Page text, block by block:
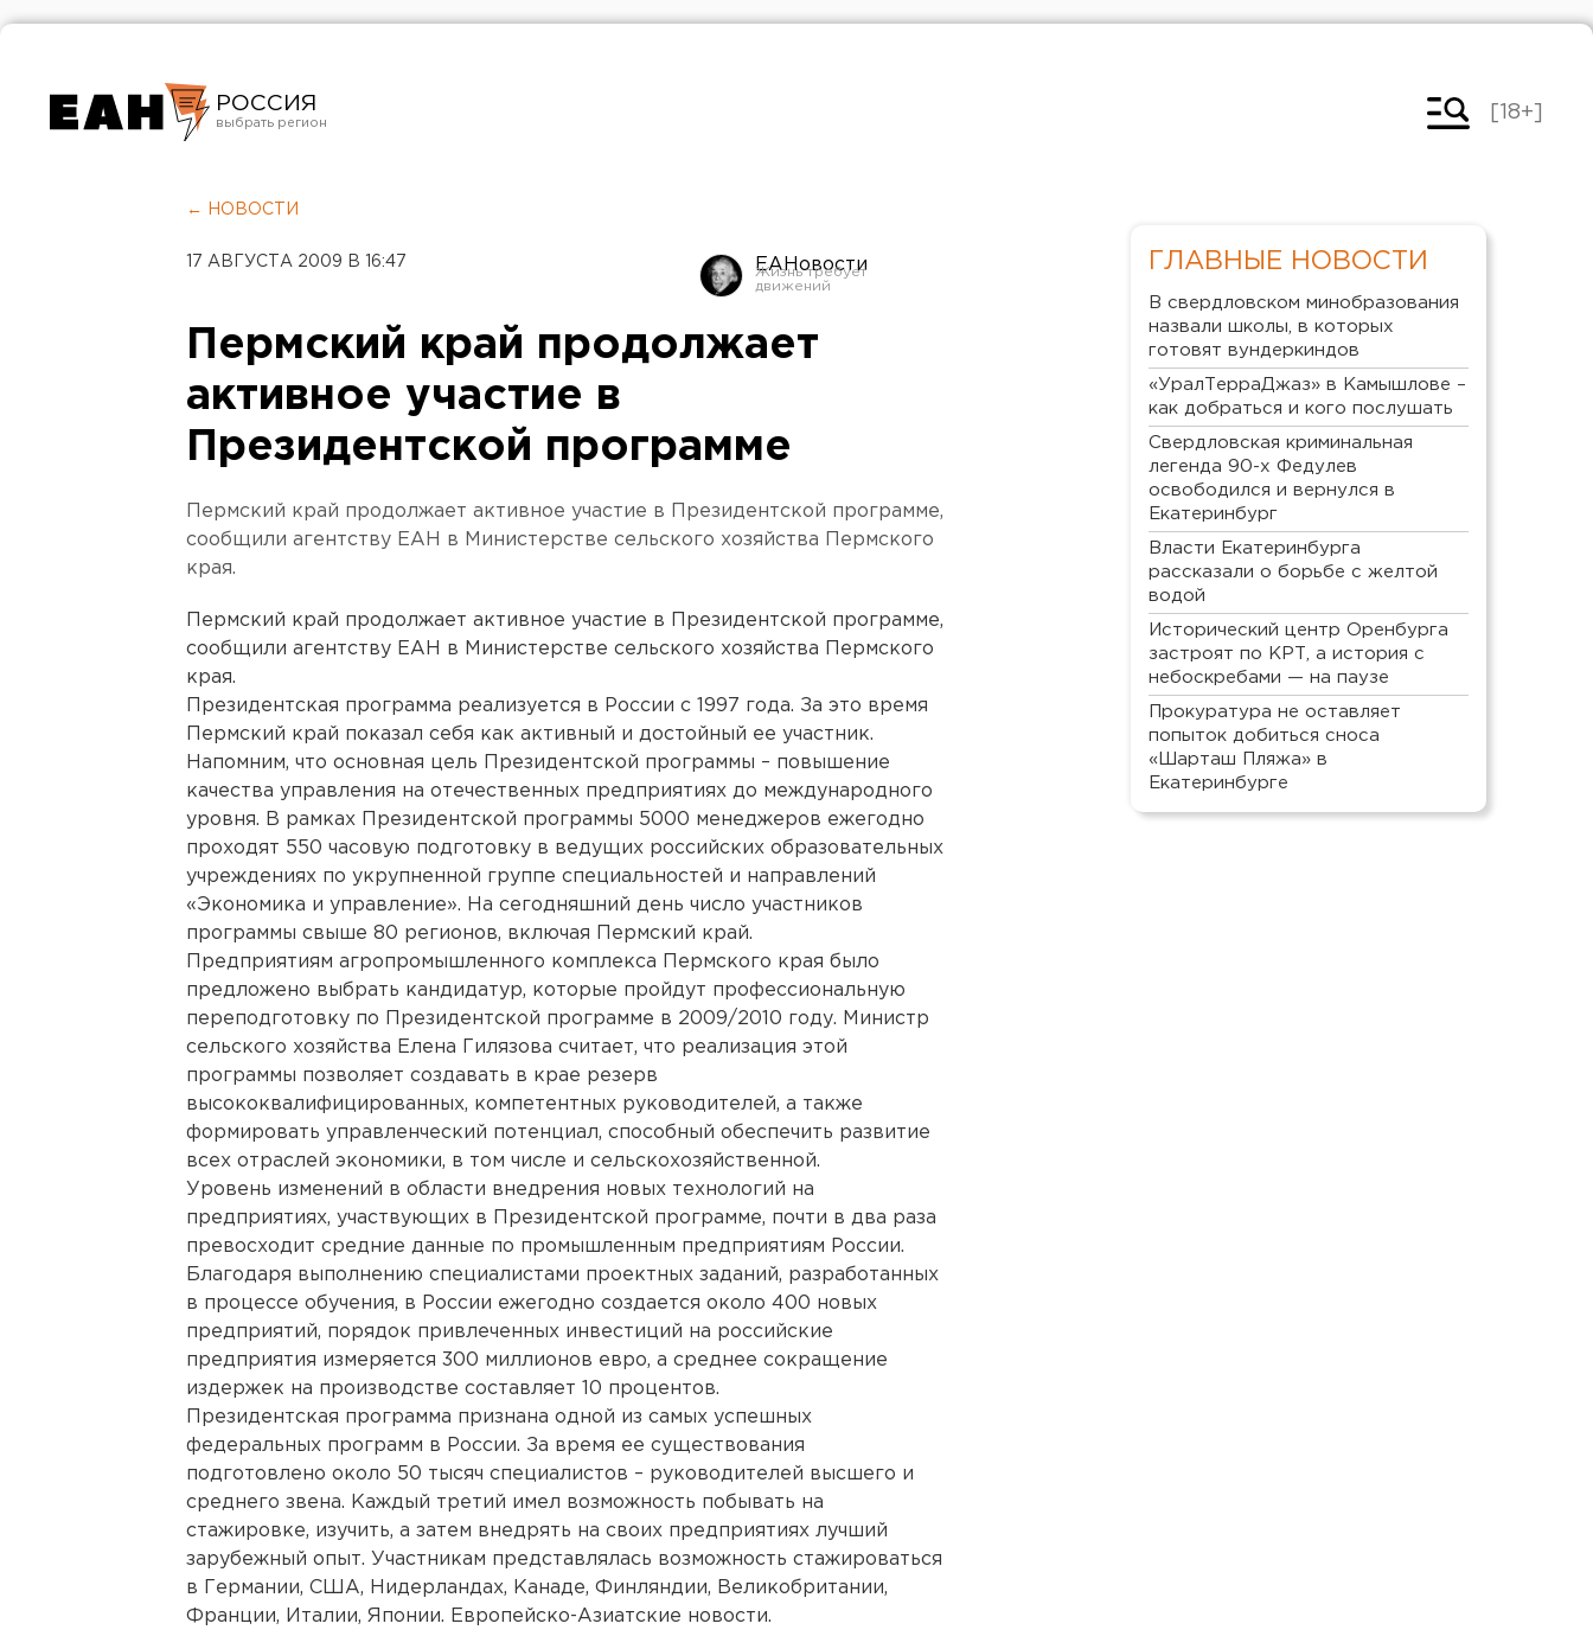
РОССИЯ
Челябинск
[18+]
← НОВОСТИ
17 АВГУСТА 2009 В 16:47 ЕАНовости
Пермский край продолжает
активное участие в
Президентской программе
Пермский край продолжает активное участие в Президентской программе,
сообщили агентству ЕАН в Министерстве сельского хозяйства Пермского
края.
Пермский край продолжает активное участие в Президентской программе,
сообщили агентству ЕАН в Министерстве сельского хозяйства Пермского
края.
Президентская программа реализуется в России с 1997 года. За это время
Пермский край показал себя как активный и достойный ее участник.
Напомним, что основная цель Президентской программы – повышение
качества управления на отечественных предприятиях до международного
уровня. В рамках Президентской программы 5000 менеджеров ежегодно
проходят 550 часовую подготовку в ведущих российских образовательных
учреждениях по укрупненной группе специальностей и направлений
«Экономика и управление». На сегодняшний день число участников
программы свыше 80 регионов, включая Пермский край.
Предприятиям агропромышленного комплекса Пермского края было
предложено выбрать кандидатур, которые пройдут профессиональную
переподготовку по Президентской программе в 2009/2010 году. Министр
сельского хозяйства Елена Гилязова считает, что реализация этой
программы позволяет создавать в крае резерв
высококвалифицированных, компетентных руководителей, а также
формировать управленческий потенциал, способный обеспечить развитие
всех отраслей экономики, в том числе и сельскохозяйственной.
Уровень изменений в области внедрения новых технологий на
предприятиях, участвующих в Президентской программе, почти в два раза
превосходит средние данные по промышленным предприятиям России.
Благодаря выполнению специалистами проектных заданий, разработанных
в процессе обучения, в России ежегодно создается около 400 новых
предприятий, порядок привлеченных инвестиций на российские
предприятия измеряется 300 миллионов евро, а среднее сокращение
издержек на производстве составляет 10 процентов.
Президентская программа признана одной из самых успешных
федеральных программ в России. За время ее существования
подготовлено около 50 тысяч специалистов – руководителей высшего и
среднего звена. Каждый третий имел возможность побывать на
стажировке, изучить, а затем внедрять на своих предприятиях лучший
зарубежный опыт. Участникам представлялась возможность стажироваться
в Германии, США, Нидерландах, Канаде, Финляндии, Великобритании,
Франции, Италии, Японии. Европейско-Азиатские новости.
ГЛАВНЫЕ НОВОСТИ
В свердловском минобразования
назвали школы, в которых
готовят вундеркиндов
«УралТерраДжаз» в Камышлове –
как добраться и кого послушать
Свердловская криминальная
легенда 90-х Федулев
освободился и вернулся в
Екатеринбург
Власти Екатеринбурга
рассказали о борьбе с желтой
водой
Исторический центр Оренбурга
застроят по КРТ, а история с
небоскребами — на паузе
Прокуратура не оставляет
попыток добиться сноса
«Шарташ Пляжа» в
Екатеринбурге